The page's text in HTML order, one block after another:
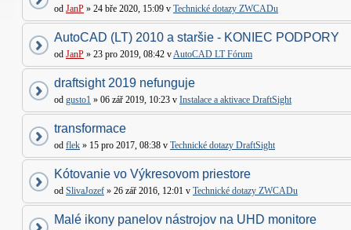
od JanP » 24 bře 2020, 15:09 v Technické dotazy ZWCADu
AutoCAD (LT) 2010 a staršie - KONIEC PODPORY
od JanP » 23 pro 2019, 08:42 vAutoCAD LT Fórum
draftsight 2019 nefunguje
od gusto1 » 06 zář 2019, 10:23 v Instalace a aktivace DraftSight
transformace
od flek » 15 pro 2017, 08:38 v Technické dotazy DraftSight
Kótovanie vo Výkresovom priestore
od SlivaJozef » 26 zář 2016, 12:01 v Technické dotazy ZWCADu
Malé ikony panelov nástrojov na UHD monitore